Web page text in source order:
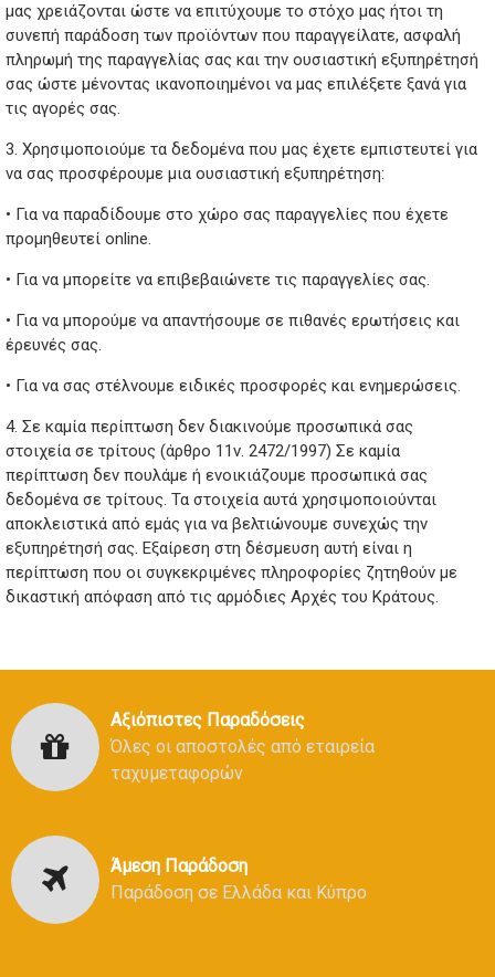
μας χρειάζονται ώστε να επιτύχουμε το στόχο μας ήτοι τη
συνεπή παράδοση των προϊόντων που παραγγείλατε, ασφαλή
πληρωμή της παραγγελίας σας και την ουσιαστική εξυπηρέτησή
σας ώστε μένοντας ικανοποιημένοι να μας επιλέξετε ξανά για
τις αγορές σας.
3. Χρησιμοποιούμε τα δεδομένα που μας έχετε εμπιστευτεί για
να σας προσφέρουμε μια ουσιαστική εξυπηρέτηση:
• Για να παραδίδουμε στο χώρο σας παραγγελίες που έχετε
προμηθευτεί online.
• Για να μπορείτε να επιβεβαιώνετε τις παραγγελίες σας.
• Για να μπορούμε να απαντήσουμε σε πιθανές ερωτήσεις και
έρευνές σας.
• Για να σας στέλνουμε ειδικές προσφορές και ενημερώσεις.
4. Σε καμία περίπτωση δεν διακινούμε προσωπικά σας
στοιχεία σε τρίτους (άρθρο 11ν. 2472/1997) Σε καμία
περίπτωση δεν πουλάμε ή ενοικιάζουμε προσωπικά σας
δεδομένα σε τρίτους. Τα στοιχεία αυτά χρησιμοποιούνται
αποκλειστικά από εμάς για να βελτιώνουμε συνεχώς την
εξυπηρέτησή σας. Εξαίρεση στη δέσμευση αυτή είναι η
περίπτωση που οι συγκεκριμένες πληροφορίες ζητηθούν με
δικαστική απόφαση από τις αρμόδιες Αρχές του Κράτους.
Αξιόπιστες Παραδόσεις
Όλες οι αποστολές από εταιρεία
ταχυμεταφορών
Άμεση Παράδοση
Παράδοση σε Ελλάδα και Κύπρο